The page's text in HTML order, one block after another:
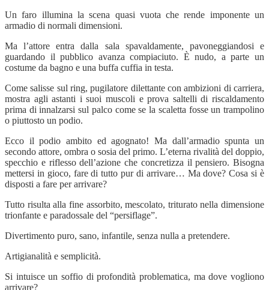
Un faro illumina la scena quasi vuota che rende imponente un
armadio di normali dimensioni.
Ma l’attore entra dalla sala spavaldamente, pavoneggiandosi e
guardando il pubblico avanza compiaciuto. È nudo, a parte un
costume da bagno e una buffa cuffia in testa.
Come salisse sul ring, pugilatore dilettante con ambizioni di carriera,
mostra agli astanti i suoi muscoli e prova saltelli di riscaldamento
prima di innalzarsi sul palco come se la scaletta fosse un trampolino
o piuttosto un podio.
Ecco il podio ambito ed agognato! Ma dall’armadio spunta un
secondo attore, ombra o sosia del primo. L’eterna rivalità del doppio,
specchio e riflesso dell’azione che concretizza il pensiero. Bisogna
mettersi in gioco, fare di tutto pur di arrivare… Ma dove? Cosa si è
disposti a fare per arrivare?
Tutto risulta alla fine assorbito, mescolato, triturato nella dimensione
trionfante e paradossale del “persiflage”.
Divertimento puro, sano, infantile, senza nulla a pretendere.
Artigianalità e semplicità.
Si intuisce un soffio di profondità problematica, ma dove vogliono
arrivare?